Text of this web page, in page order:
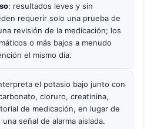
: resultados leves y sin
requerir solo una prueba de
revisión de la medicación; los
o más bajos a menudo
el mismo día.
el potasio bajo junto con
cloruro, creatinina,
de medicación, en lugar de
señal de alarma aislada.